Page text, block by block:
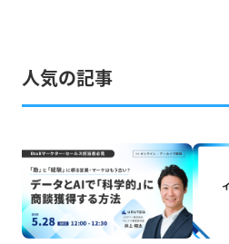
人気の記事